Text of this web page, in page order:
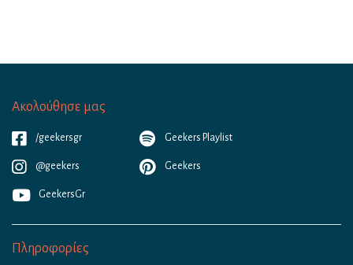
Ακολούθησε μας
/geekersgr
@geekers
GeekersGr
Geekers Playlist
Geekers
Πληροφορίες